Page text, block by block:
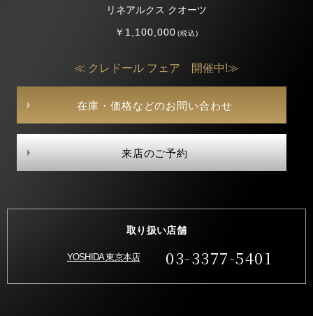
リネアルクス クオーツ
￥1,100,000(税込)
≪ クレドール フェア 開催中!≫
在庫・価格などのお問い合わせ
来店のご予約
取り扱い店舗
YOSHIDA 東京本店 03-3377-5401